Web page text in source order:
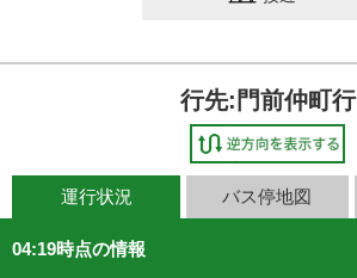
行先:門前仲町行
運行状況 バス停地図
04:19時点の情報